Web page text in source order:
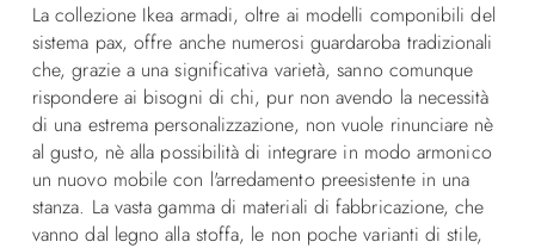
La collezione Ikea armadi, oltre ai modelli componibili del
sistema pax, offre anche numerosi guardaroba tradizionali
che, grazie a una significativa varietà, sanno comunque
rispondere ai bisogni di chi, pur non avendo la necessità
di una estrema personalizzazione, non vuole rinunciare nè
al gusto, nè alla possibilità di integrare in modo armonico
un nuovo mobile con l'arredamento preesistente in una
stanza. La vasta gamma di materiali di fabbricazione, che
vanno dal legno alla stoffa, le non poche varianti di stile,